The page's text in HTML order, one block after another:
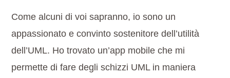
Come alcuni di voi sapranno, io sono un
appassionato e convinto sostenitore dell’utilità
dell’UML. Ho trovato un’app mobile che mi
permette di fare degli schizzi UML in maniera